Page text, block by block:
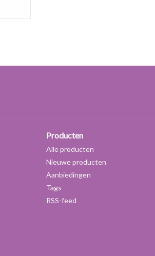
Producten
Alle producten
Nieuwe producten
Aanbiedingen
Tags
RSS-feed